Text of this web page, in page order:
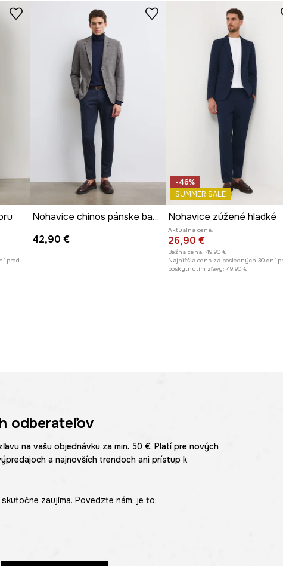
pred
Nohavice chinos pánske bavlnené s elastanom
42,90 €
-46%
SUMMER SALE
Nohavice zúžené hladké
Aktuálna cena:
26,90 €
Bežná cena: 49,90 €
Najnižšia cena za posledných 30 dní
poskytnutím zľavy: 49,90 €
odberateľov
na vašu objednávku za min. 50 €. Platí pre nových
a najnovších trendoch ani prístup k
zaujíma. Povedzte nám, je to: